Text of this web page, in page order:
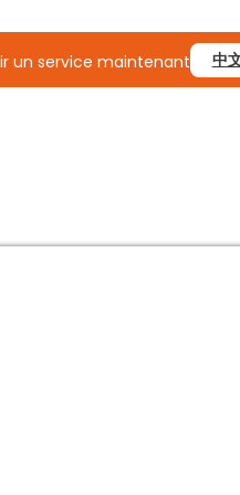
un service maintenant
中